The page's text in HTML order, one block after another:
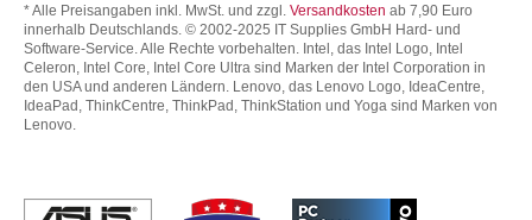
* Alle Preisangaben inkl. MwSt. und zzgl. Versandkosten ab 7,90 Euro
innerhalb Deutschlands. © 2002-2025 IT Supplies GmbH Hard- und
Software-Service. Alle Rechte vorbehalten. Intel, das Intel Logo, Intel
Celeron, Intel Core, Intel Core Ultra sind Marken der Intel Corporation in
den USA und anderen Ländern. Lenovo, das Lenovo Logo, IdeaCentre,
IdeaPad, ThinkCentre, ThinkPad, ThinkStation und Yoga sind Marken von
Lenovo.